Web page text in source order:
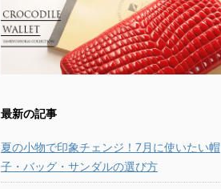
最新の記事
夏の小物で印象チェンジ！7月に使いたい帽
子・バッグ・サンダルの選び方